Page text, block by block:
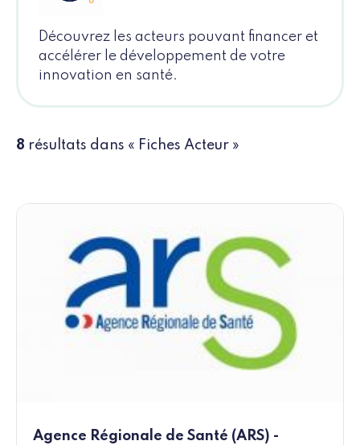
Découvrez les acteurs pouvant financer et
accélérer le développement de votre
innovation en santé.
8 résultats dans « Fiches Acteur »
Agence Régionale de Santé (ARS) -